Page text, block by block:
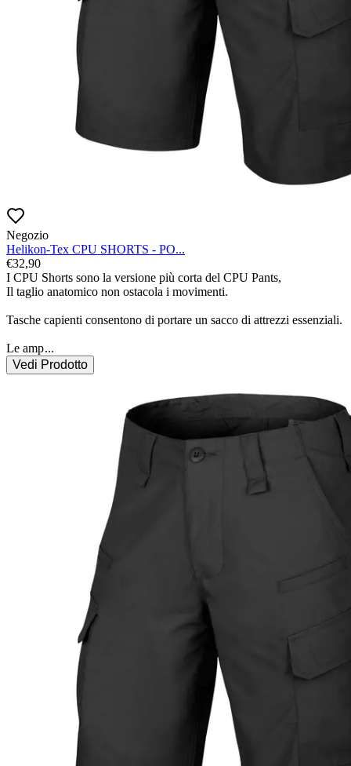
Negozio
Helikon-Tex CPU SHORTS - PO...
€32,90
I CPU Shorts sono la versione più corta del CPU Pants,
Il taglio anatomico non ostacola i movimenti.
Tasche capienti consentono di portare un sacco di attrezzi essenziali.
Le amp...
Vedi Prodotto